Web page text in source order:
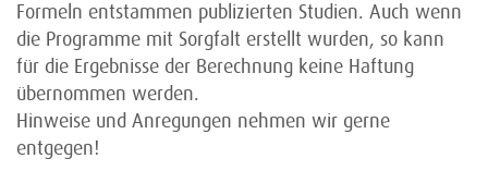
Formeln entstammen publizierten Studien. Auch wenn
die Programme mit Sorgfalt erstellt wurden, so kann
für die Ergebnisse der Berechnung keine Haftung
übernommen werden.
Hinweise und Anregungen nehmen wir gerne
entgegen!